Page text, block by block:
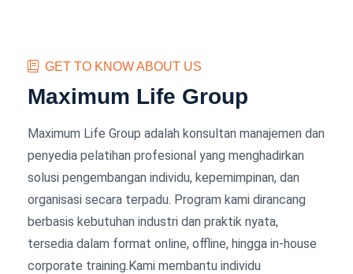
GET TO KNOW ABOUT US
Maximum Life Group
Maximum Life Group adalah konsultan manajemen dan
penyedia pelatihan profesional yang menghadirkan
solusi pengembangan individu, kepemimpinan, dan
organisasi secara terpadu. Program kami dirancang
berbasis kebutuhan industri dan praktik nyata,
tersedia dalam format online, offline, hingga in-house
corporate training.Kami membantu individu